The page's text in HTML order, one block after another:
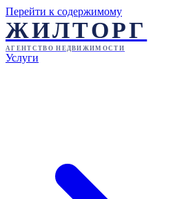
Перейти к содержимому
ЖИЛТОРГ
АГЕНТСТВО НЕДВИЖИМОСТИ
Услуги